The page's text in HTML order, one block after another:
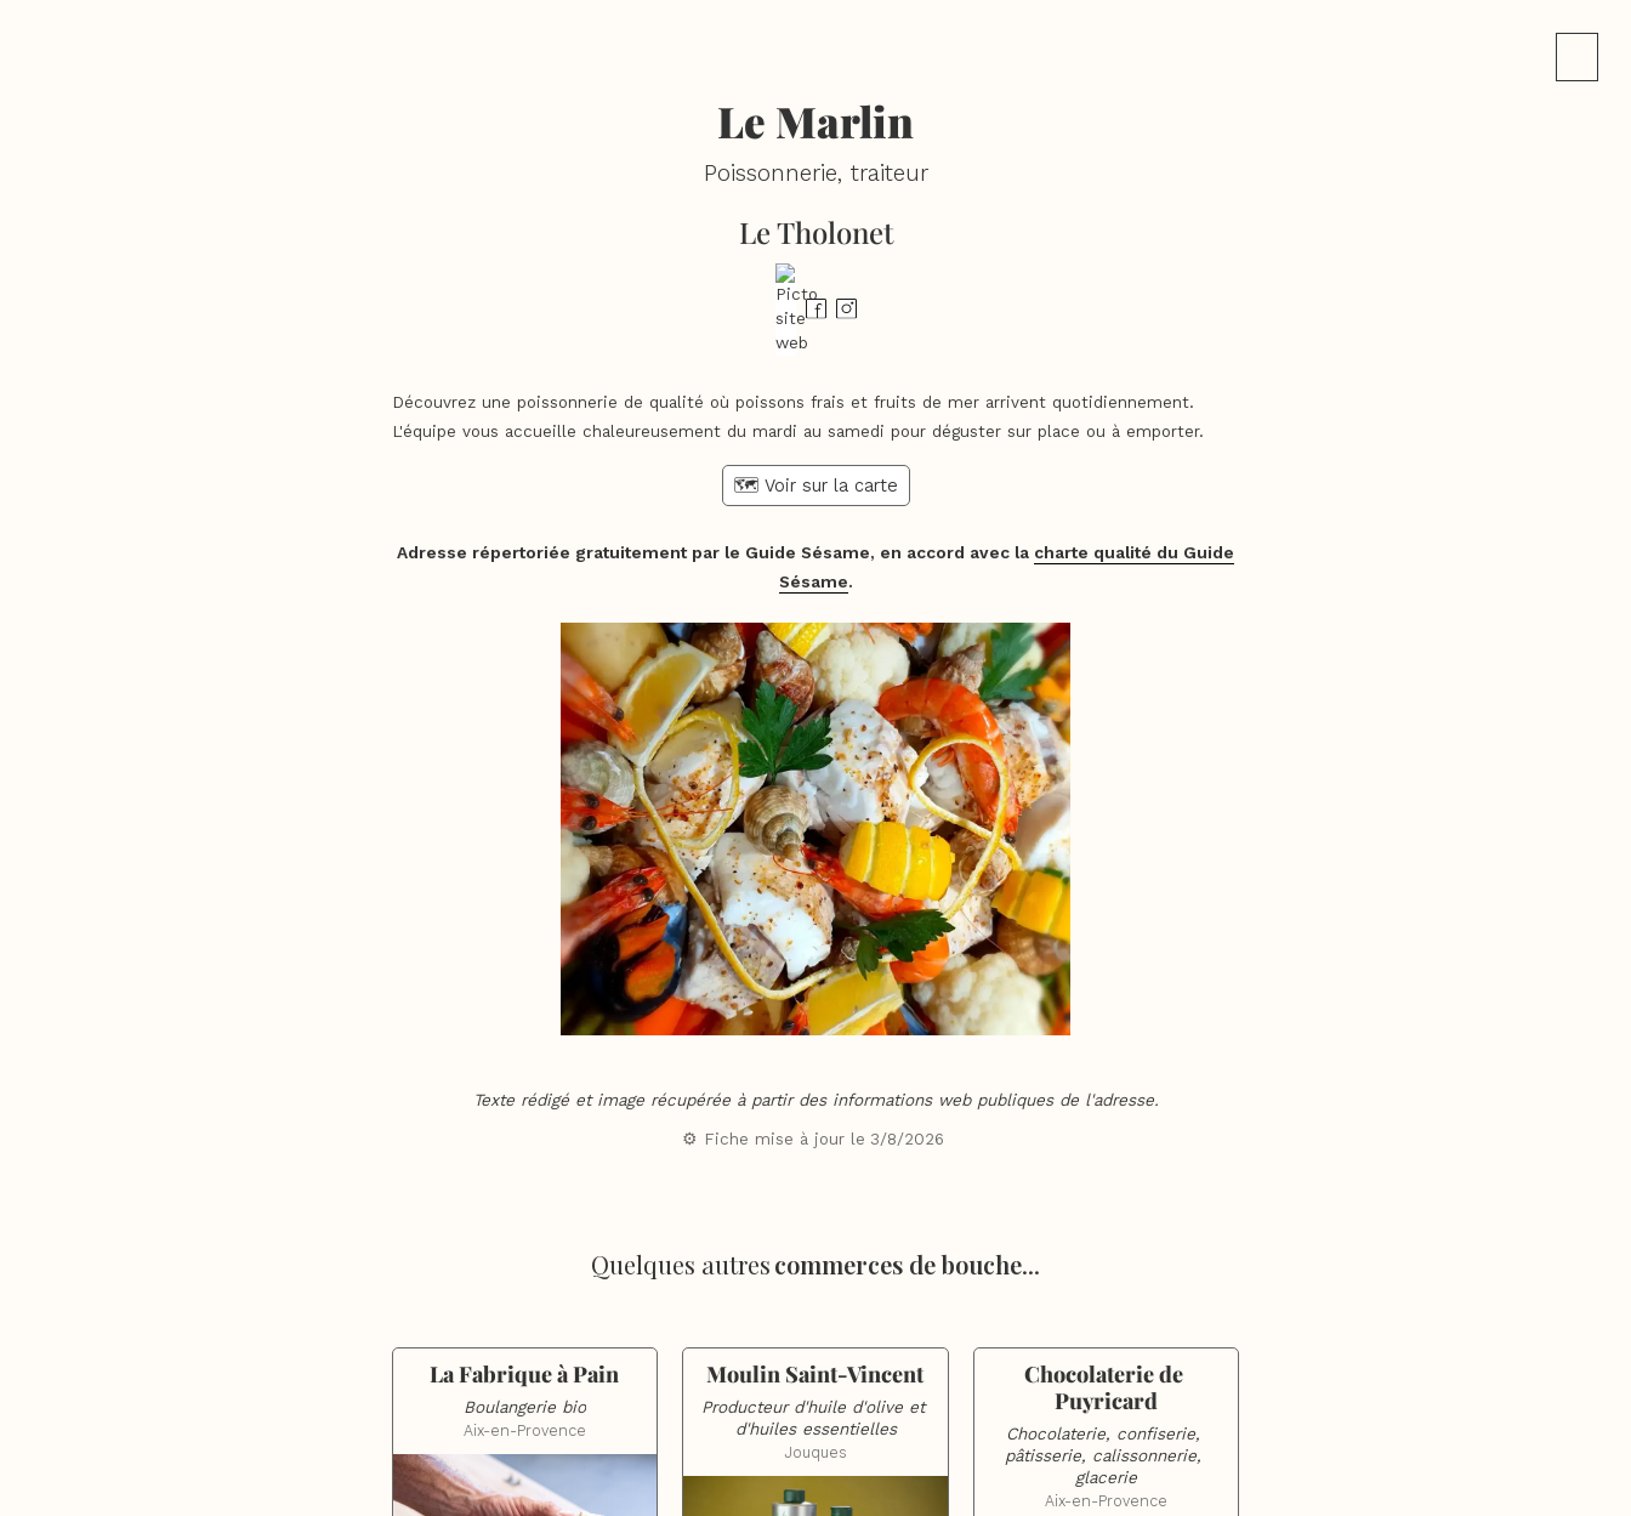
Le Marlin
Poissonnerie, traiteur
Le Tholonet
Découvrez une poissonnerie de qualité où poissons frais et fruits de mer arrivent quotidiennement.
L'équipe vous accueille chaleureusement du mardi au samedi pour déguster sur place ou à emporter.
🗺️ Voir sur la carte
Adresse répertoriée gratuitement par le Guide Sésame, en accord avec la charte qualité du Guide
Sésame.
Texte rédigé et image récupérée à partir des informations web publiques de l'adresse.
⚙️ Fiche mise à jour le 3/8/2026
Quelques autrescommerces de bouche...
La Fabrique à Pain
Boulangerie bio
Aix-en-Provence
Moulin Saint-Vincent
Producteur d'huile d'olive et
d'huiles essentielles
Jouques
Chocolaterie de
Puyricard
Chocolaterie, confiserie,
pâtisserie, calissonnerie,
glacerie
Aix-en-Provence